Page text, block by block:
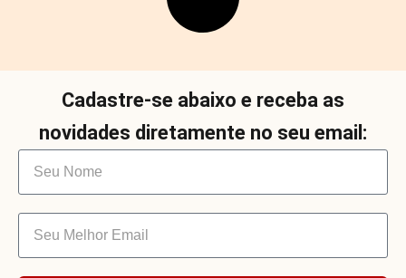
Cadastre-se abaixo e receba as
novidades diretamente no seu email: